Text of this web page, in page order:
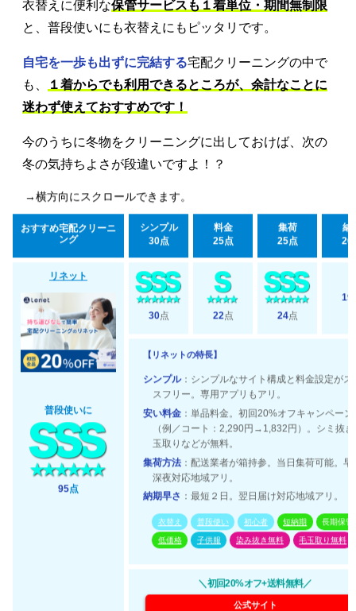
衣替えに便利な保管サービスも１着単位・期間無制限
と、普段使いにも衣替えにもピッタリです。
自宅を一歩も出ずに完結する宅配クリーニングの中で
も、
１着からでも利用できるところが、余計なことに
迷わず使えておすすめです！
今のうちに冬物をクリーニングに出しておけば、次の
冬の気持ちよさが段違いですよ！？
→横方向にスクロールできます。
おすすめ宅配クリーニ
ング
シンプル
30点
料金
25点
集荷
25点
納
20
リネット
普段使いに
95点
30点 22点 24点
19
【リネットの特長】
シンプル：シンプルなサイト構成と料金設定がス
スフリー。専用アプリもアリ。
安い料金 ：単品料金。初回20%オフキャンペーン
（例／コート：2,290円→1,832円）。シミ抜
玉取りなどが無料。
集荷方法 ：配送業者が箱持参。当日集荷可能。早
深夜対応地域アリ。
納期早さ ：最短２日。翌日届け対応地域アリ。
衣替え 普段使い 初心者 短納期 長期保管
低価格 子供服 染み抜き無料 毛玉取り無料
＼初回20%オフ+送料無料／
公式サイト